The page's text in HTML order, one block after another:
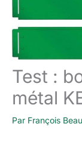
Test :
métal
Par François